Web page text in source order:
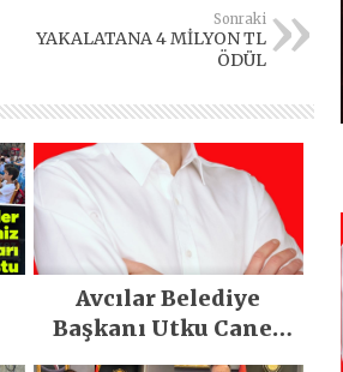
Sonraki
YAKALATANA 4 MİLYON TL
ÖDÜL
Avcılar Belediye
Başkanı Utku Caner